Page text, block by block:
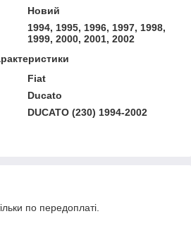
Новий
1994, 1995, 1996, 1997, 1998,
1999, 2000, 2001, 2002
Fiat
Ducato
DUCATO (230) 1994-2002
по передоплаті.